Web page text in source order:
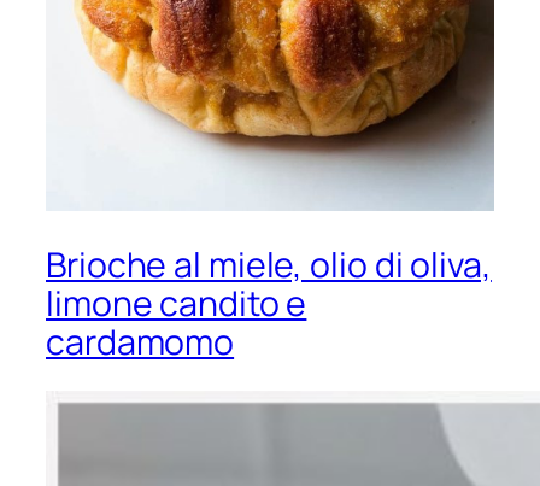
Brioche al miele, olio di oliva,
limone candito e
cardamomo